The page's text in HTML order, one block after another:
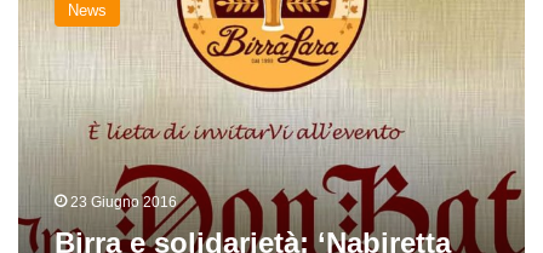
solidarietà:
‘Nabiretta
e
News
23 Giugno 2016
Birra e solidarietà: ‘Nabiretta